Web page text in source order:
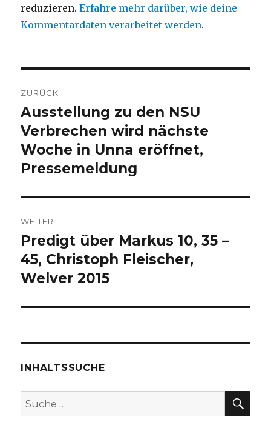
reduzieren.Erfahre mehr darüber, wie deine
Kommentardaten verarbeitet werden.
ZURÜCK
Vorheriger
Beitrag:
Ausstellung zu den NSU
Verbrechen wird nächste
Woche in Unna eröffnet,
Pressemeldung
WEITER
Nächster
Beitrag:
Predigt über Markus 10, 35 –
45, Christoph Fleischer,
Welver 2015
INHALTSSUCHE
Suche
nach: